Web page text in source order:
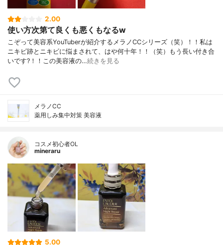
2.00
使い方次第て良くも悪くもなるw
こぞって美容系YouTuberが紹介するメラノCCシリーズ（笑）！！私は
ニキビ跡とニキビに悩まされて、はや何十年！！（笑）もう長い付き合
いです?！！この美容液の…続きを見る
メラノCC
薬用しみ集中対策 美容液
コスメ初心者OL
mineraru
5.00